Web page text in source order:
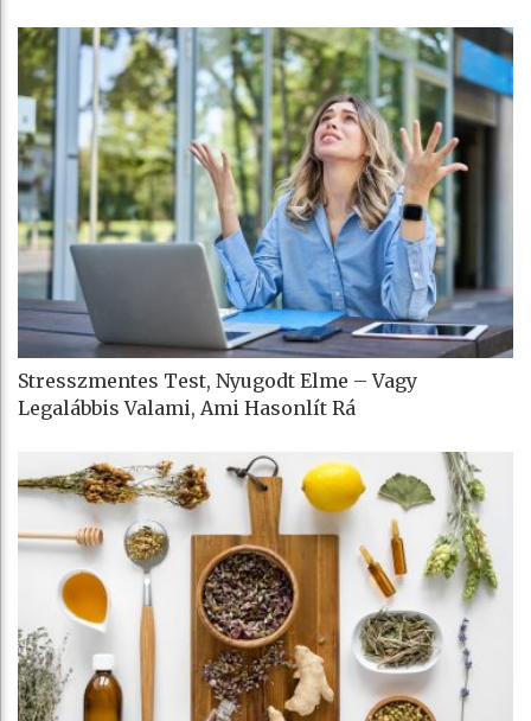
Stresszmentes Test, Nyugodt Elme – Vagy
Legalábbis Valami, Ami Hasonlít Rá